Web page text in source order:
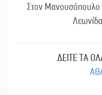
Στον Μανουσόπουλο
ΔΕΙΤΕ ΤΑ